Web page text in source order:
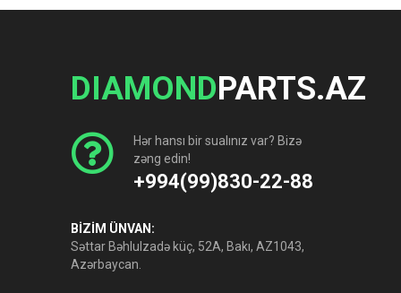
DIAMONDPARTS.AZ
Hər hansı bir sualınız var? Bizə
zəng edin!
+994(99)830-22-88
BİZİM ÜNVAN:
Səttar Bəhlulzadə küç, 52A, Bakı, AZ1043,
Azərbaycan.